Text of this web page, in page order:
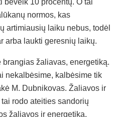
normos, kas
artimiausių laiku nebus, todėl
arba laukti geresnių laikų.
brangias žaliavas, energetiką.
nekalbėsime, kalbėsime tik
M. Dubnikovas. Žaliavos ir
rodo ateities sandorių
žaliavos ir energetika,